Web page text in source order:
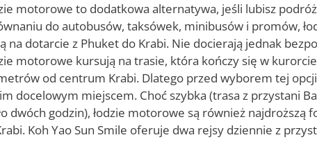
motorowe to dodatkowa alternatywa, jeśli lubisz
do autobusów, taksówek, minibusów i promów,
na dotarcie z Phuket do Krabi. Nie docierają jednak
motorowe kursują na trasie, która kończy się w kurorcie
od centrum Krabi. Dlatego przed wyborem tej
docelowym miejscem. Choć szybka (trasa z przystani
dwóch godzin), łodzie motorowe są również najdroższą
Koh Yao Sun Smile oferuje dwa rejsy dziennie z